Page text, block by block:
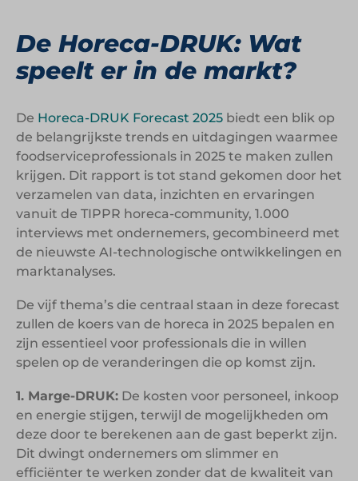
De Horeca-DRUK: Wat
speelt er in de markt?
De Horeca-DRUK Forecast 2025 biedt een blik op
de belangrijkste trends en uitdagingen waarmee
foodserviceprofessionals in 2025 te maken zullen
krijgen. Dit rapport is tot stand gekomen door het
verzamelen van data, inzichten en ervaringen
vanuit de TIPPR horeca-community, 1.000
interviews met ondernemers, gecombineerd met
de nieuwste AI-technologische ontwikkelingen en
marktanalyses.
De vijf thema’s die centraal staan in deze forecast
zullen de koers van de horeca in 2025 bepalen en
zijn essentieel voor professionals die in willen
spelen op de veranderingen die op komst zijn.
1. Marge-DRUK: De kosten voor personeel, inkoop
en energie stijgen, terwijl de mogelijkheden om
deze door te berekenen aan de gast beperkt zijn.
Dit dwingt ondernemers om slimmer en
efficiënter te werken zonder dat de kwaliteit van